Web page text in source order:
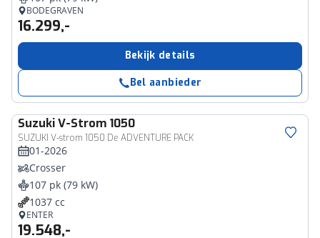
BODEGRAVEN
16.299,-
Bekijk details
Bel aanbieder
SuzukiV-Strom 1050
SUZUKI V-strom 1050 De ADVENTURE PACK
01-2026
Crosser
107 pk (79 kW)
1037 cc
ENTER
19.548,-